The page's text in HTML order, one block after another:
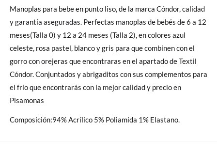
Manoplas para bebe en punto liso, de la marca Cóndor, calidad
y garantía aseguradas. Perfectas manoplas de bebés de 6 a 12
meses(Talla 0) y 12 a 24 meses (Talla 2), en colores azul
celeste, rosa pastel, blanco y gris para que combinen con el
gorro con orejeras que encontraras en el apartado de Textil
Cóndor. Conjuntados y abrigaditos con sus complementos para
el frío que encontrarás con la mejor calidad y precio en
Pisamonas
Composición:94% Acrílico 5% Poliamida 1% Elastano.